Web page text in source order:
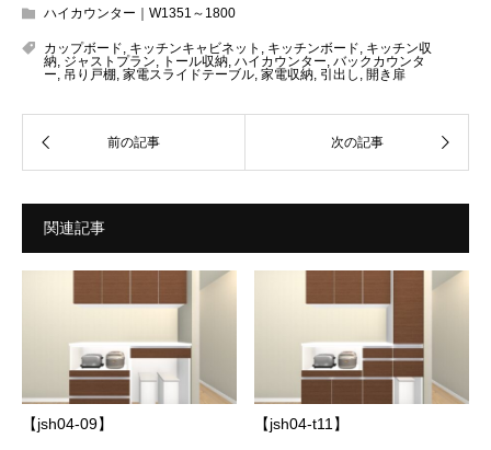
ハイカウンター｜W1351～1800
カップボード, キッチンキャビネット , キッチンボード, キッチン収
納, ジャストプラン, トール収納, ハイカウンター, バックカウンタ
ー, 吊り戸棚, 家電スライドテーブル, 家電収納, 引出し , 開き扉
関連記事
【jsh04-09】 【jsh04-t11】